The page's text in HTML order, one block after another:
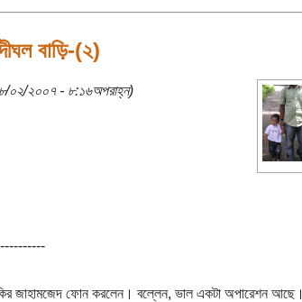
বাড়ি-(২)
০২/২০০৭ - ৮:১৬অপরাহ্ন)
জাহামজেদ ফোন করলেন। বল্লেন, ভাল একটা অপারেশন আছে।